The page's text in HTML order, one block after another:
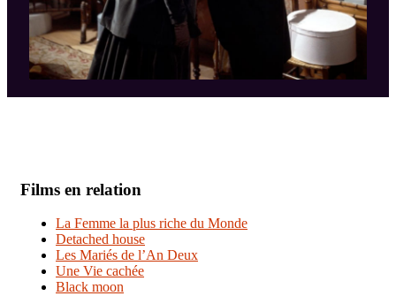
Films en relation
La Femme la plus riche du Monde
Detached house
Les Mariés de l’An Deux
Une Vie cachée
Black moon